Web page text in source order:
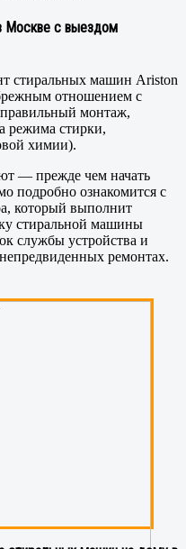
Москве с выездом
стиральных машин Ariston
отношением с
монтаж,
режима стирки,
химии).
— прежде чем начать
подробно ознакомится с
который выполнит
стиральной машины
службы устройства и
ремонтах.